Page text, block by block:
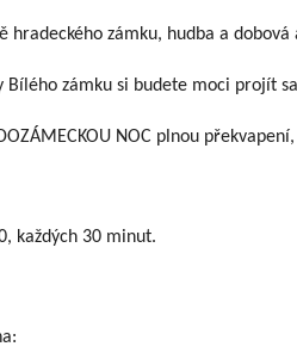
hradeckého zámku, hudba a
Bílého zámku si budete moci projít
NOC plnou
každých 30 minut.